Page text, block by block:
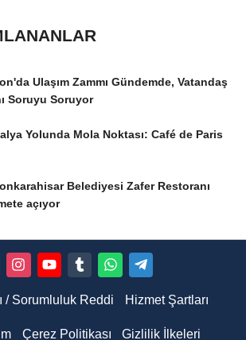
Ulaşım Zammı Gündemde, Vatandaş
Soruyu Soruyor
Yolunda Mola Noktası: Café de Paris
Belediyesi Zafer Restoranı
açıyor
/ Sorumluluk Reddi Hizmet Şartları
Çerez Politikası Gizlilik İlkeleri